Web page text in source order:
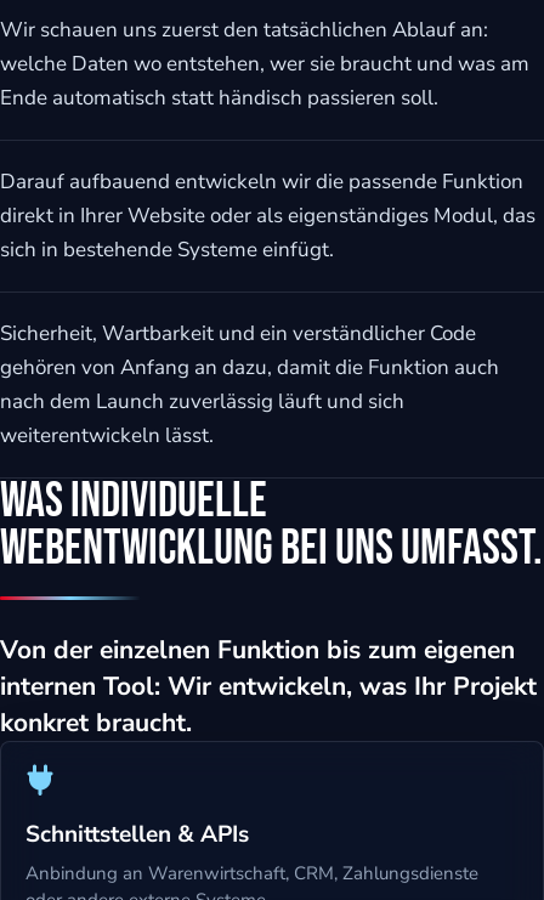
Wir schauen uns zuerst den tatsächlichen Ablauf an:
welche Daten wo entstehen, wer sie braucht und was am
Ende automatisch statt händisch passieren soll.
Darauf aufbauend entwickeln wir die passende Funktion
direkt in Ihrer Website oder als eigenständiges Modul, das
sich in bestehende Systeme einfügt.
Sicherheit, Wartbarkeit und ein verständlicher Code
gehören von Anfang an dazu, damit die Funktion auch
nach dem Launch zuverlässig läuft und sich
weiterentwickeln lässt.
Was individuelle
Webentwicklung bei uns umfasst.
Von der einzelnen Funktion bis zum eigenen
internen Tool: Wir entwickeln, was Ihr Projekt
konkret braucht.
Schnittstellen & APIs
Anbindung an Warenwirtschaft, CRM, Zahlungsdienste